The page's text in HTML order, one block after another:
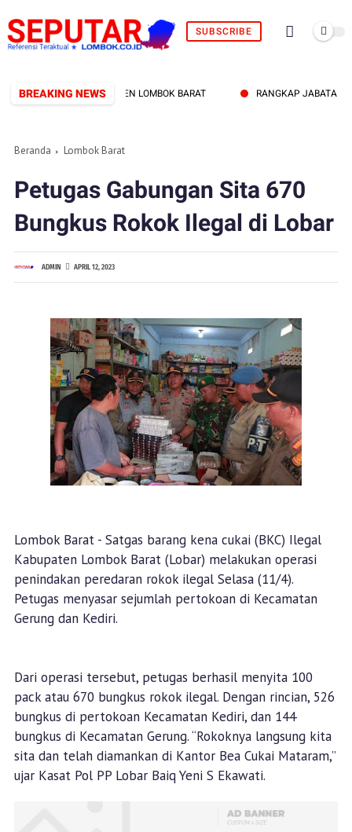
SUBSCRIBE
BREAKING NEWS
KABUPATEN LOMBOK BARAT RANGKAP JABATAN JADI
Beranda Lombok Barat
Petugas Gabungan Sita 670
Bungkus Rokok Ilegal di Lobar
ADMIN APRIL 12, 2023
Lombok Barat - Satgas barang kena cukai (BKC) Ilegal
Kabupaten Lombok Barat (Lobar) melakukan operasi
penindakan peredaran rokok ilegal Selasa (11/4).
Petugas menyasar sejumlah pertokoan di Kecamatan
Gerung dan Kediri.
Dari operasi tersebut, petugas berhasil menyita 100
pack atau 670 bungkus rokok ilegal. Dengan rincian, 526
bungkus di pertokoan Kecamatan Kediri, dan 144
bungkus di Kecamatan Gerung. “Rokoknya langsung kita
sita dan telah diamankan di Kantor Bea Cukai Mataram,”
ujar Kasat Pol PP Lobar Baiq Yeni S Ekawati.